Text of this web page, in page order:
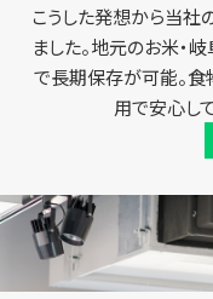
こうした発想から当社
ました。地元のお米・
で長期保存が可能。
用で安心し